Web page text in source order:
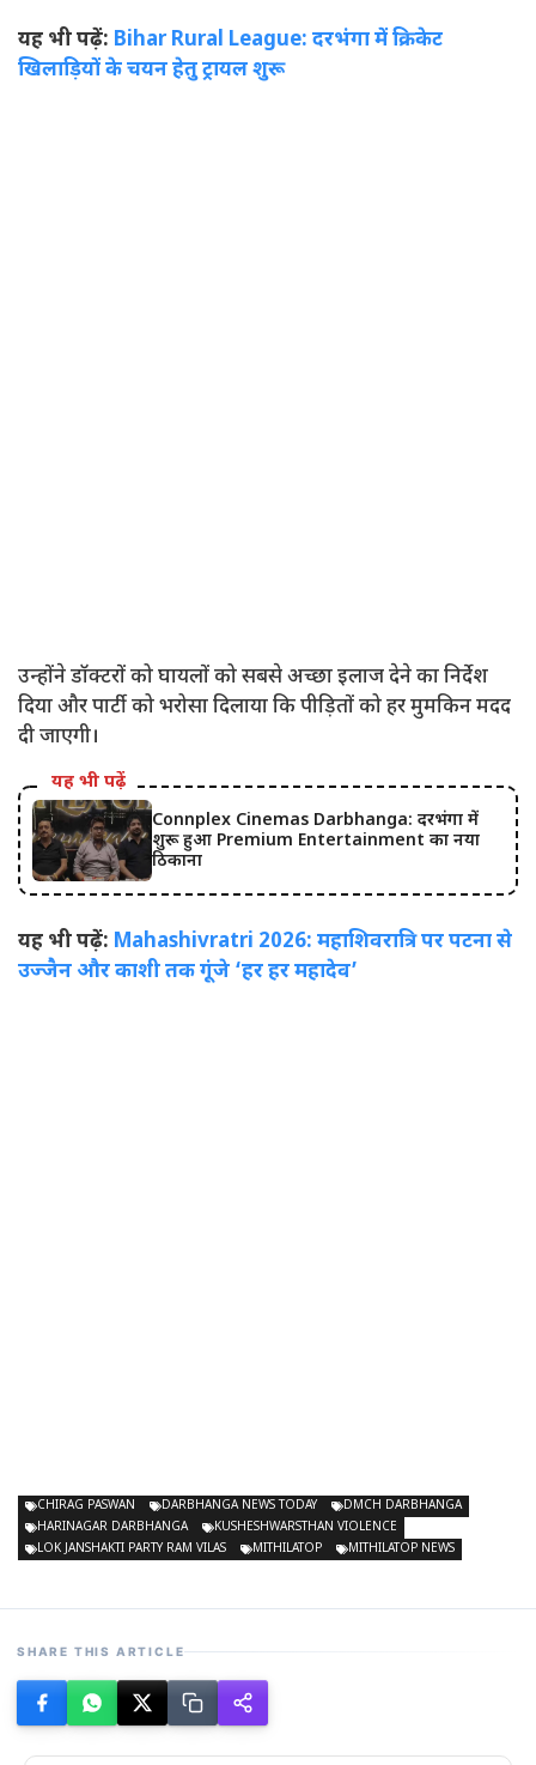
यह भी पढ़ें: Bihar Rural League: दरभंगा में क्रिकेट
खिलाड़ियों के चयन हेतु ट्रायल शुरू
उन्होंने डॉक्टरों को घायलों को सबसे अच्छा इलाज देने का निर्देश
दिया और पार्टी को भरोसा दिलाया कि पीड़ितों को हर मुमकिन मदद
दी जाएगी।
यह भी पढ़ें
Connplex Cinemas Darbhanga: दरभंगा में
शुरू हुआ Premium Entertainment का नया
ठिकाना
यह भी पढ़ें: Mahashivratri 2026: महाशिवरात्रि पर पटना से
उज्जैन और काशी तक गूंजे ‘हर हर महादेव’
CHIRAG PASWAN DARBHANGA NEWS TODAY
DMCH DARBHANGA
HARINAGAR DARBHANGA
KUSHESHWARSTHAN VIOLENCE
LOK JANSHAKTI PARTY RAM VILAS
MITHILATOP MITHILATOP NEWS
SHARE THIS ARTICLE